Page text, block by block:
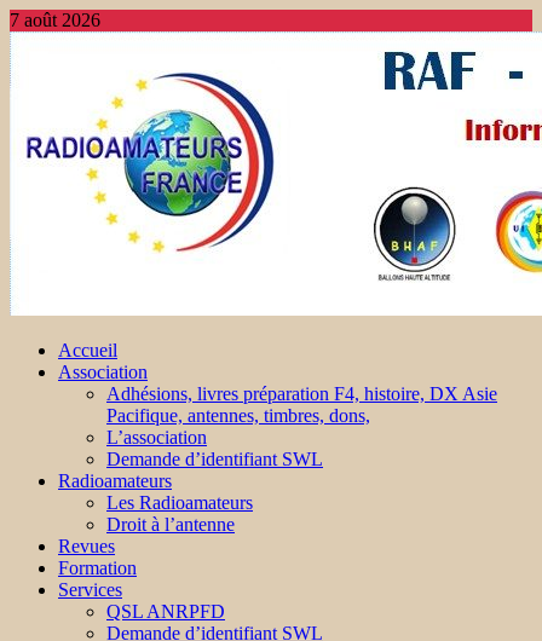
7 août 2026
Accueil
Association
Adhésions, livres préparation F4, histoire, DX Asie
Pacifique, antennes, timbres, dons,
L’association
Demande d’identifiant SWL
Radioamateurs
Les Radioamateurs
Droit à l’antenne
Revues
Formation
Services
QSL ANRPFD
Demande d’identifiant SWL